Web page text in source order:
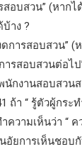
สอบสวน” (หาก
บ้าง ?
ดการสอบสวน”
ารสอบสวนต่อ
นักงานสอบสวน
ถ้า “ รู้ตัวผู้กร
ความเห็นว่า “
อัยการเห็นชอบ